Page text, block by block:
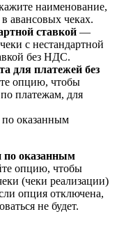
наименование,
авансовых чеках.
ставкой —
с нестандартной
без НДС.
для платежей без
опцию, чтобы
платежам, для
по оказанным
по оказанным
опцию, чтобы
(чеки реализации)
опция отключена,
не будет.